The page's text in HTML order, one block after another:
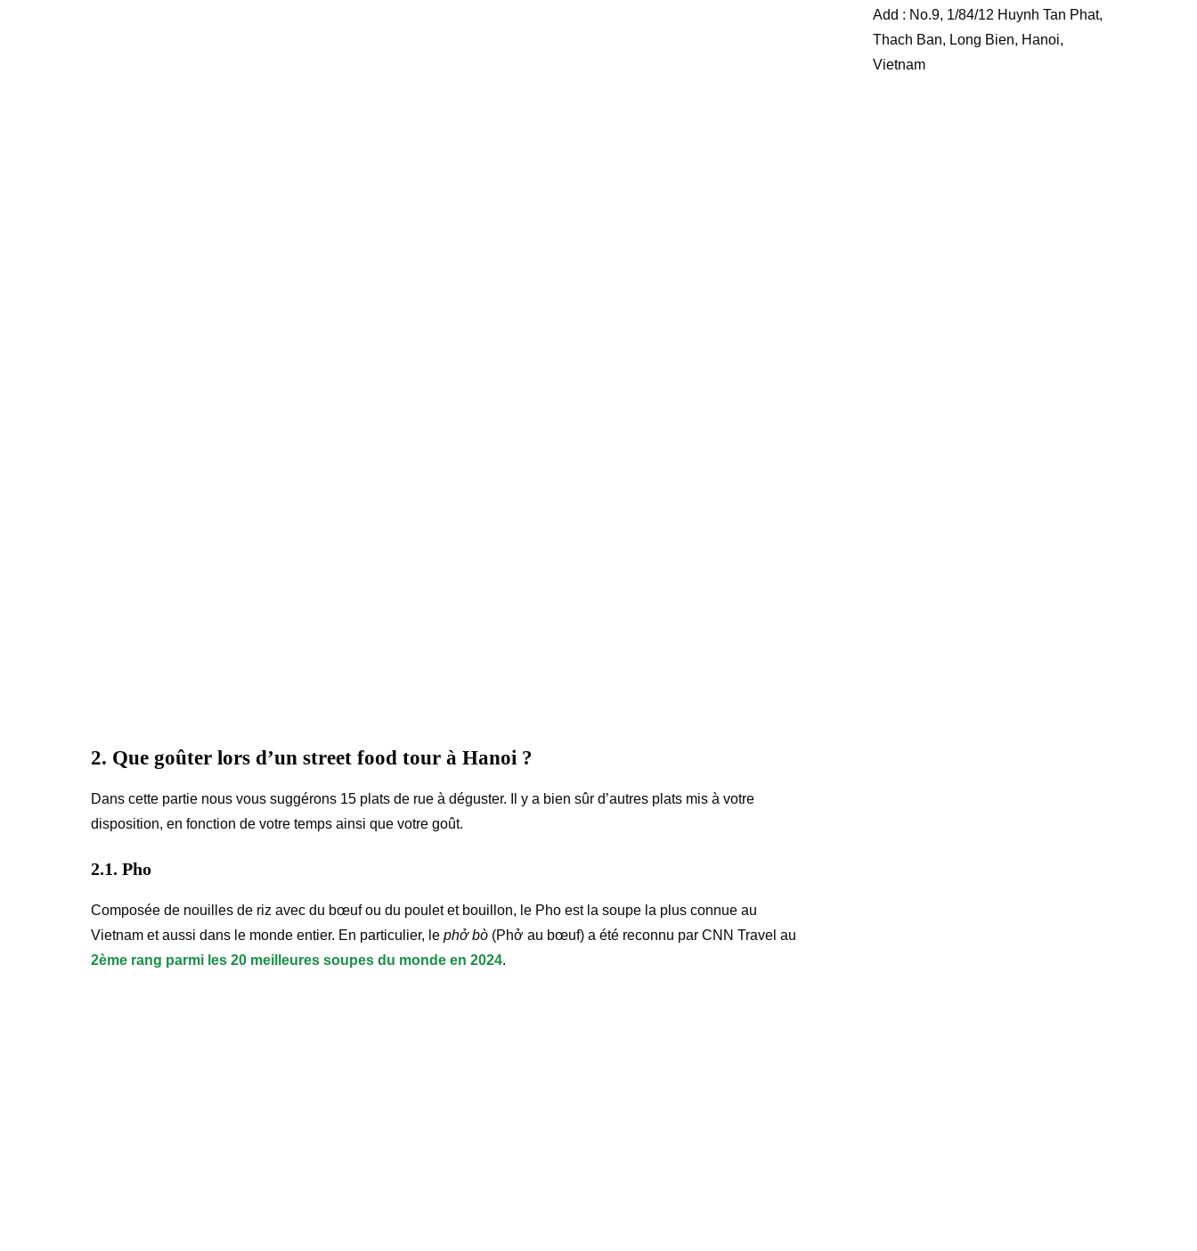
2. Que goûter lors d’un street food tour à Hanoi ?
Dans cette partie nous vous suggérons 15 plats de rue à déguster. Il y a bien sûr d’autres plats mis à votre
disposition, en fonction de votre temps ainsi que votre goût.
2.1. Pho
Composée de nouilles de riz avec du bœuf ou du poulet et bouillon, le Pho est la soupe la plus connue au
Vietnam et aussi dans le monde entier. En particulier, le phở bò (Phở au bœuf) a été reconnu par CNN Travel au
2ème rang parmi les 20 meilleures soupes du monde en 2024.
Add : No.9, 1/84/12 Huynh Tan Phat,
Thach Ban, Long Bien, Hanoi,
Vietnam